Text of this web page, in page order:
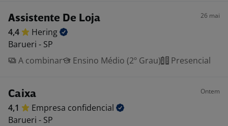
Assistente De Loja 26 mai
4,4
Hering
Barueri - SP
A combinar
Ensino Médio (2º Grau) Presencial
Caixa Ontem
4,1 Empresa confidencial
Barueri - SP